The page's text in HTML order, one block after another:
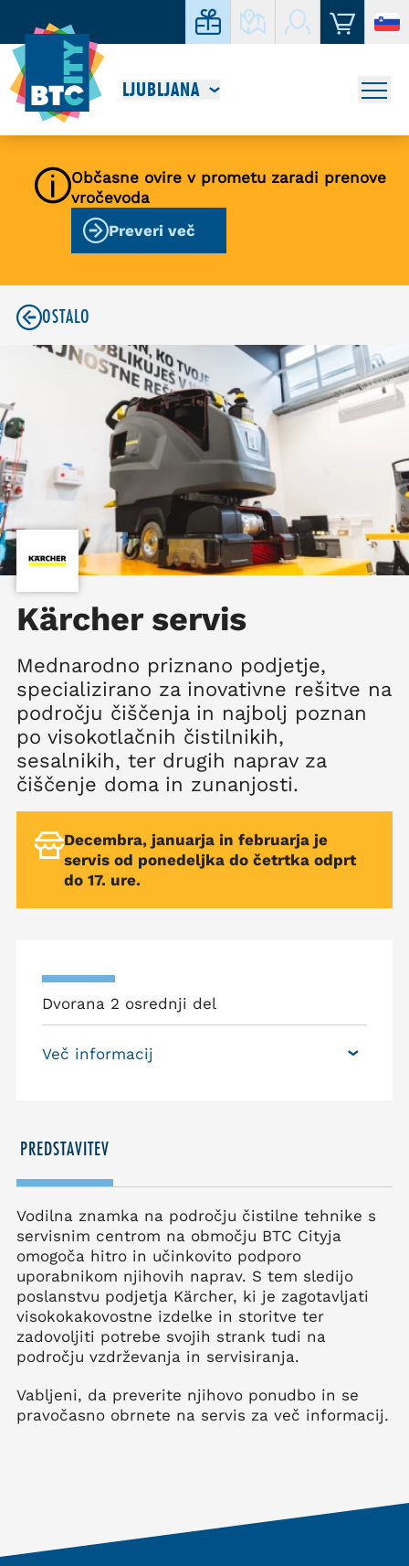
LJUBLJANA
Občasne ovire v prometu zaradi prenove
vročevoda
Preveri več
OSTALO
Kärcher servis
Mednarodno priznano podjetje,
specializirano za inovativne rešitve na
področju čiščenja in najbolj poznan
po visokotlačnih čistilnikih,
sesalnikih, ter drugih naprav za
čiščenje doma in zunanjosti.
Decembra, januarja in februarja je
servis od ponedeljka do četrtka odprt
do 17. ure.
Dvorana 2 osrednji del
Več informacij
PREDSTAVITEV
Vodilna znamka na področju čistilne tehnike s
servisnim centrom na območju BTC Cityja
omogoča hitro in učinkovito podporo
uporabnikom njihovih naprav. S tem sledijo
poslanstvu podjetja Kärcher, ki je zagotavljati
visokokakovostne izdelke in storitve ter
zadovoljiti potrebe svojih strank tudi na
področju vzdrževanja in servisiranja.
Vabljeni, da preverite njihovo ponudbo in se
pravočasno obrnete na servis za več informacij.